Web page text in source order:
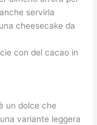
servirla
cheesecake da
con del cacao in
un dolce che
variante leggera